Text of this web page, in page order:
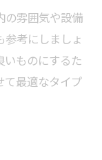
の雰囲気や設備
考にしましょ
いものにするた
て最適なタイプ